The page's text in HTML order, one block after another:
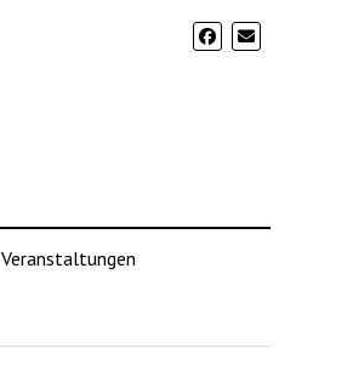
Veranstaltungen